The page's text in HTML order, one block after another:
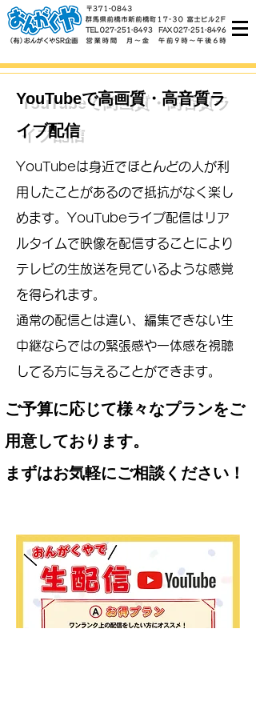
YouTubeで高画質・高音質ラ
イブ配信
YouTubeは身近でほとんどの人が利
用したことがあるので抵抗がなく楽し
めます。YouTubeライブ配信はリア
ルタイムで映像を配信することにより
テレビの生放送を見ているような感覚
を得られます。
通常の配信とは違い、編集できない生
中継ならではの緊張感や一体感を視聴
してる方に与えることができます。
ご予算に応じて様々なプランをご
用意しております。
まずはお気軽にご相談ください！